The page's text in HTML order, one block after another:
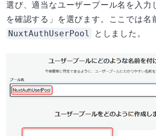
選び、適当なユーザープール名を入力
を確認する」を選びます。ここでは名
NuxtAuthUserPool としました。